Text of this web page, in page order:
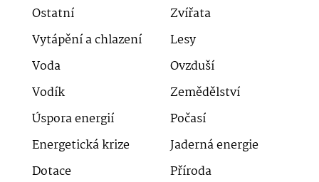
Ostatní
Zvířata
Vytápění a chlazení
Lesy
Voda
Ovzduší
Vodík
Zemědělství
Úspora energií
Počasí
Energetická krize
Jaderná energie
Dotace
Příroda